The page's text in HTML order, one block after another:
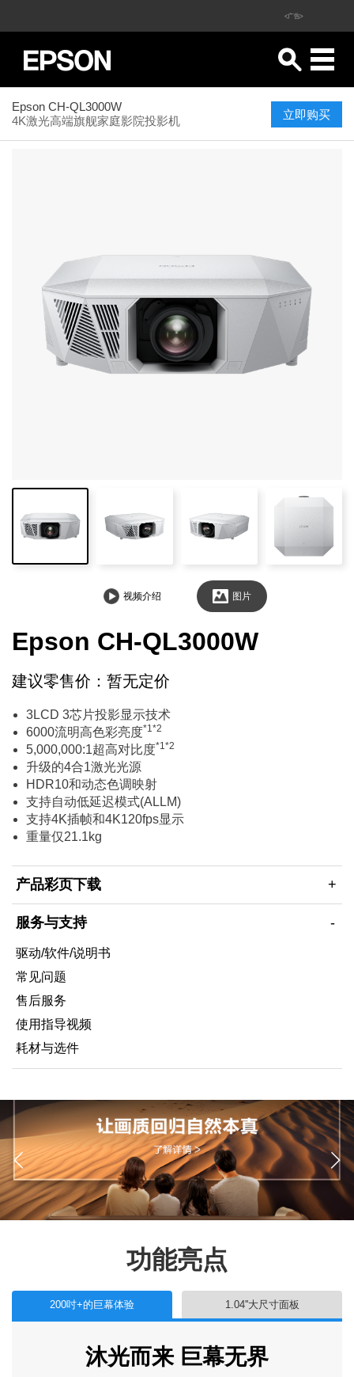
<广告>
Epson CH-QL3000W
4K激光高端旗舰家庭影院投影机
立即购买
视频介绍 图片
Epson CH-QL3000W
建议零售价：暂无定价
3LCD 3芯片投影显示技术
6000流明高色彩亮度*1*2
5,000,000:1超高对比度*1*2
升级的4合1激光光源
HDR10和动态色调映射
支持自动低延迟模式(ALLM)
支持4K插帧和4K120fps显示
重量仅21.1kg
产品彩页下载
服务与支持
驱动/软件/说明书
常见问题
售后服务
使用指导视频
耗材与选件
功能亮点
200吋+的巨幕体验 1.04''大尺寸面板
沐光而来 巨幕无界